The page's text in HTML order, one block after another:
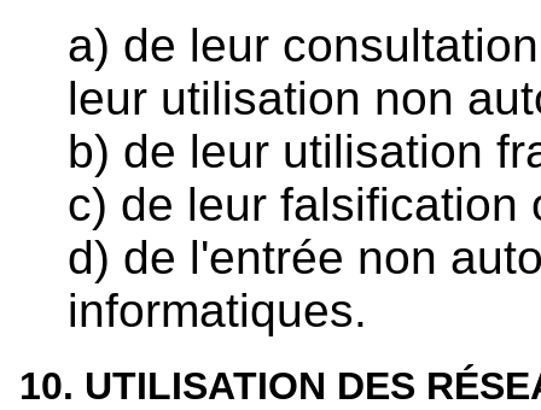
a) de leur
leur utilisation non
b) de leur utilisation
c) de leur falsification
d) de l'entrée non
informatiques.
10. UTILISATION DES